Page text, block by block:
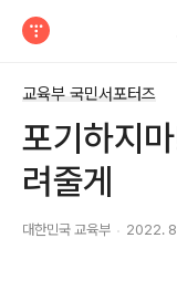
교육부 국민서포터즈
포기하지
려줄게
대한민국 교육부 2022.